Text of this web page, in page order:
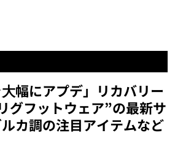
⼤幅にアプデ」リカバリー
グフットウェア”の最新サ
カ調の注目アイテムなど